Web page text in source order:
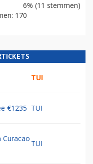
6% (11 stemmen)
170
TUI
€1235 TUI
Curacao
TUI